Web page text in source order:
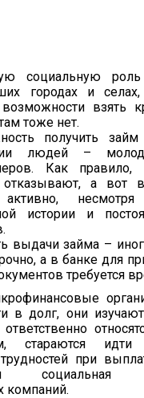
социальную
городах и
взять
тоже нет.
получить
людей –
Как
а вот
несмотря
истории и
выдачи займа –
а в банке для
требуется
в долг, они
стараются
при
социальная
компаний.